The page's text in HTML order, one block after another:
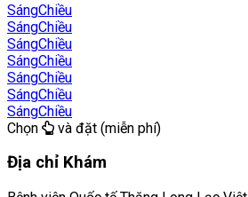
SángChiều
SángChiều
SángChiều
SángChiều
SángChiều
SángChiều
SángChiều
Chọn
và đặt (miễn phí)
Địa chỉ Khám